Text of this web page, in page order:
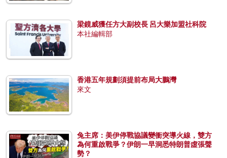
梁鏡威獲任方大副校長 呂大樂加盟社科院
本社編輯部
香港五年規劃須提前布局大鵬灣
來文
兔主席：美伊停戰協議變衝突導火線，雙方
為何重啟戰爭？伊朗一早洞悉特朗普虛張聲
勢？